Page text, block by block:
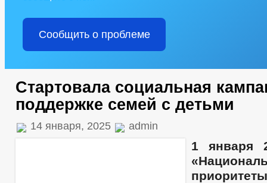
Сообщить о проблеме
Стартовала социальная
поддержке семей с детьми
14 января, 2025 admin
1 января